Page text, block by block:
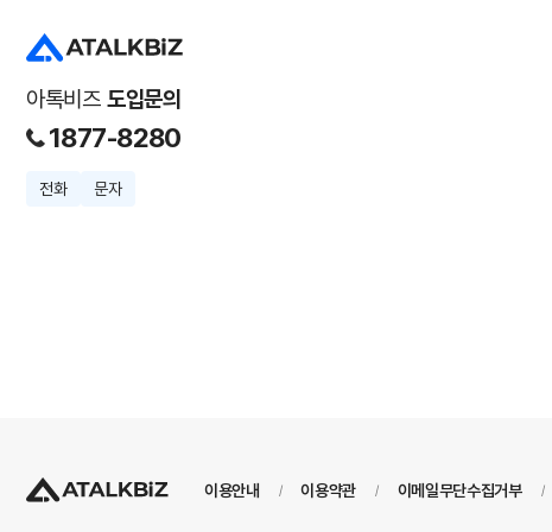
아톡비즈 도입문의
1877-8280
전화 문자
이용안내 / 이용약관 / 이메일무단수집거부 /